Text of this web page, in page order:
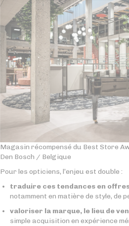
Magasin récompensé du Best Store
Den Bosch / Belgique
Pour les opticiens, l’enjeu est double :
traduire ces tendances en
notamment en matière de style, de
valoriser la marque, le lieu de
simple acquisition en expérience